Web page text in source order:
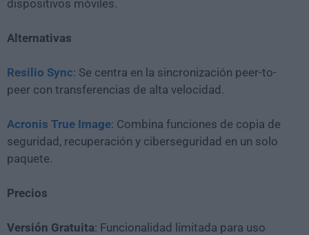
dispositivos móviles.
Alternativas
Resilio Sync: Se centra en la sincronización peer-to-
peer con transferencias de alta velocidad.
Acronis True Image: Combina funciones de copia de
seguridad, recuperación y ciberseguridad en un solo
paquete.
Precios
Versión Gratuita: Funcionalidad limitada para uso